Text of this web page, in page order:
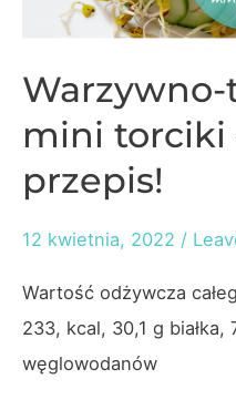
mini torciki
przepis!
12 kwietnia, 2022 /
Wartość odżywcza
233, kcal, 30,1 g białka,
węglowodanów